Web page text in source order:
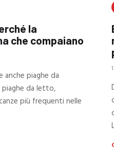
la
che compaiano
anche piaghe da
da letto,
più frequenti nelle